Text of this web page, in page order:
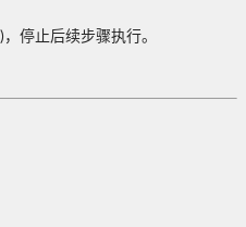
停止后续步骤执行。